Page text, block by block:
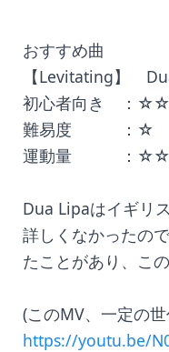
おすすめ曲
【Levitating】　
初心者向き　：
難易度　　　：☆
運動量　　　：☆☆
Dua Lipaはイギリ
詳しくなかったの
たことがあり、こ
(このMV、一定の
https://youtu.be/